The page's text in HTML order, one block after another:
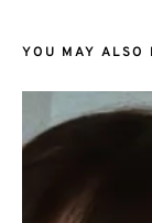
YOU MAY ALSO